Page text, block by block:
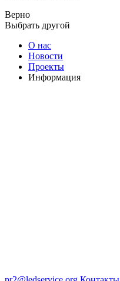
Верно
Выбрать другой
О нас
Новости
Проекты
Информация